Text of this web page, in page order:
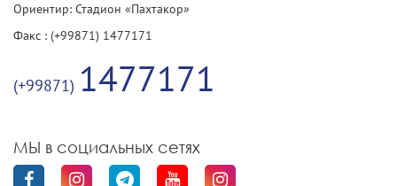
Ориентир: Стадион «Пахтакор»
Факс : (+99871) 1477171
(+99871) 1477171
МЫ в социальных сетях